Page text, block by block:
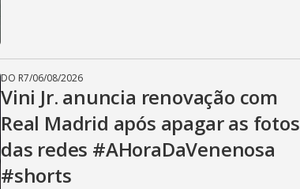
DO R7/06/08/2026
Vini Jr. anuncia renovação com
Real Madrid após apagar as fotos
das redes #AHoraDaVenenosa
#shorts